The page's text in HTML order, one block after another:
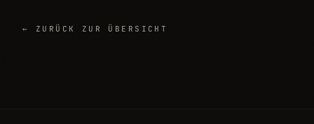
← ZURÜCK ZUR ÜBERSICHT